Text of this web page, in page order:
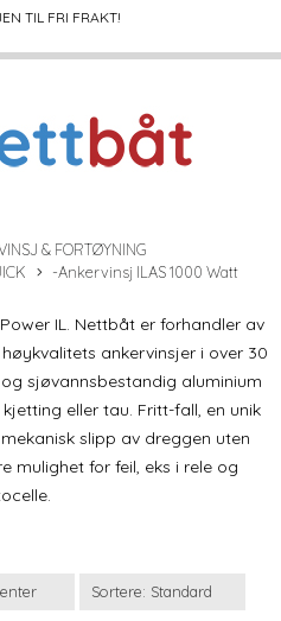
TIL FRI FRAKT!
& FORTØYNING
-Ankervinsj ILAS 1000 Watt
IL. Nettbåt er forhandler av
ankervinsjer i over 30
sjøvannsbestandig aluminium
eller tau. Fritt-fall, en unik
slipp av dreggen uten
mulighet for feil, eks i rele og